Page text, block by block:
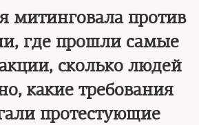
митинговала против
где прошли самые
сколько людей
какие требования
протестующие